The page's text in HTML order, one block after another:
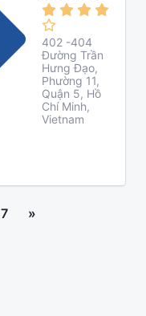
402 -404
Đường Trần
Hưng Đạo,
Phường 11,
Quận 5, Hồ
Chí Minh,
Vietnam
7 »